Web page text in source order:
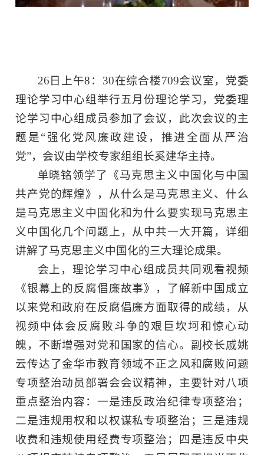
26日上午8：30在综合楼709会议室，党委
理论学习中心组举行五月份理论学习，党委理
论学习中心组成员参加了会议，此次会议的主
题是“强化党风廉政建设，推进全面从严治
党”，会议由学校专家组组长奚建华主持。
单晓铭领学了《马克思主义中国化与中国
共产党的辉煌》，从什么是马克思主义、什么
是马克思主义中国化和为什么要实现马克思主
义中国化几个问题上，从中共一大开篇，详细
讲解了马克思主义中国化的三大理论成果。
会上，理论学习中心组成员共同观看视频
《银幕上的反腐倡廉故事》，了解新中国成立
以来党和政府在反腐倡廉方面取得的成绩，从
视频中体会反腐败斗争的艰巨坎坷和惊心动
魄，不断增强对党和国家的信心。副校长戚姚
云传达了金华市教育领域不正之风和腐败问题
专项整治动员部署会会议精神，主要针对八项
重点整治内容：一是违反政治纪律专项整治；
二是违规用权和以权谋私专项整治；三是违规
收费和违规使用经费专项整治；四是违反中央